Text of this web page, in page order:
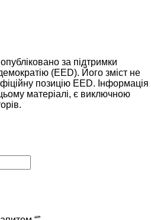
за підтримки
(EED). Його зміст не
позицію EED. Інформація
матеріалі, є виключною